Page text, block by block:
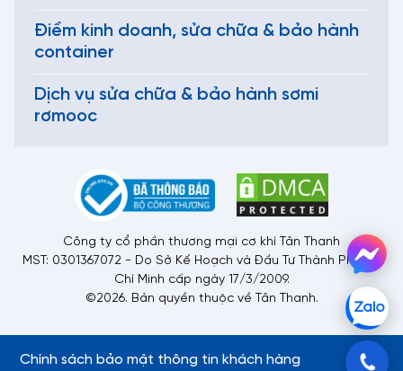
Điểm kinh doanh, sửa chữa & bảo hành
container
Dịch vụ sửa chữa & bảo hành sơmi
rơmooc
Công ty cổ phần thương mại cơ khí Tân Thanh
MST: 0301367072 - Do Sở Kế Hoạch và Đầu Tư Thành Phố Hồ
Chí Minh cấp ngày 17/3/2009.
©2026. Bản quyền thuộc về Tân Thanh.
Chính sách bảo mật thông tin khách hàng